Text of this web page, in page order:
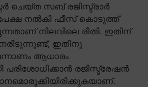
ചെയ്ത സബ് രജിസ്ട്രാർ
നൽകി ഫീസ് കൊടുത്ത്
നിലവിലെ രീതി. ഇതിന്
ഇതിനു
ആധാരം
രജിസ്ട്രേഷൻ